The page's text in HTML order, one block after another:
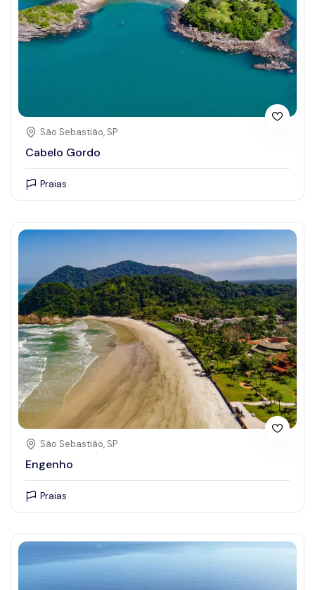
São Sebastião, SP
Cabelo Gordo
Praias
São Sebastião, SP
Engenho
Praias